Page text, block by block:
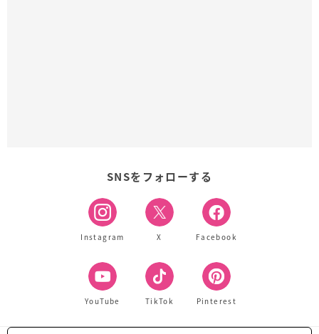
SNSをフォローする
Instagram X Facebook
YouTube TikTok Pinterest